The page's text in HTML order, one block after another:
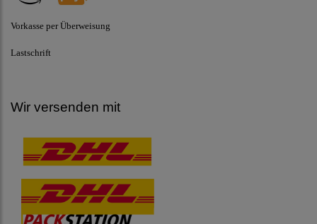
Vorkasse per Überweisung
Lastschrift
Wir versenden mit